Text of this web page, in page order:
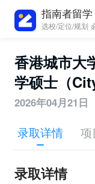
指南者留学
选校/定位/规划
香港城市大
学硕士（
2026年04月21日
录取详情 项
录取详情